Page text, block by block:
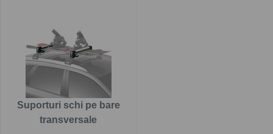
Suporturi schi pe bare
transversale